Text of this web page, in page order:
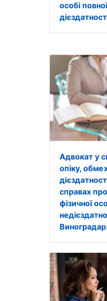
особі
Адвокат у
опіку,
справах
фізичної